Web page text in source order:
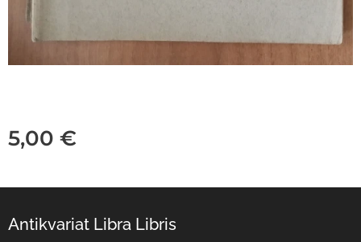
5,00 €
Antikvariat Libra Libris